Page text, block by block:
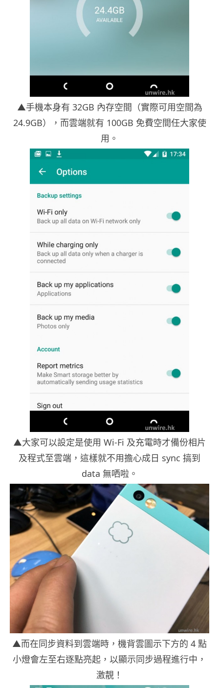
▲手機本身有 32GB 內存空間（實際可用空間為
24.9GB），而雲端就有 100GB 免費空間任大家使
用。
▲大家可以設定是使用 Wi-Fi 及充電時才備份相片
及程式至雲端，這樣就不用擔心成日 sync 搞到
data 無哂啦。
▲而在同步資料到雲端時，機背雲圖示下方的 4 點
小燈會左至右逐點亮起，以顯示同步過程進行中，
激靚！